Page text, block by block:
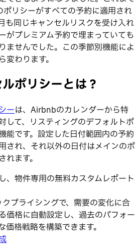
リシーがすべての予約に適用され
も同じキャンセルリスクを受け入れ
がプレミアム予約で埋まっていても
ませんでした。この季節別機能によ
変わります。
ポリシーとは？
ーは、Airbnbのカレンダーから特
して、リスティングのデフォルトポ
能です。設定した日付範囲内の予約
され、それ以外の日付はメインのポ
ます。
、物件専用の無料カスタムレポート
プライシングで、需要の変化に合
価格に自動設定し、過去のパフォー
格戦略を構築できます。